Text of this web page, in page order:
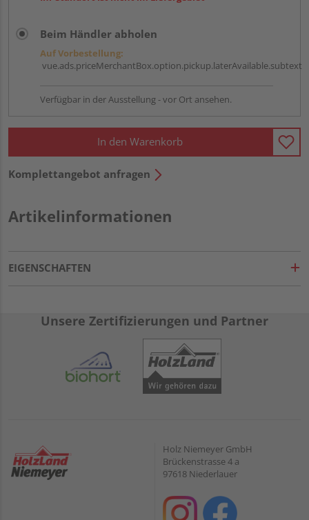
Beim Händler abholen
Auf Vorbestellung:
vue.ads.priceMerchantBox.option.pickup.laterAvailable.subtext
Verfügbar in der Ausstellung - vor Ort ansehen.
In den Warenkorb
Komplettangebot anfragen
Artikelinformationen
EIGENSCHAFTEN
Unsere Zertifizierungen und Partner
Holz Niemeyer GmbH
Brückenstrasse 4 a
97618 Niederlauer